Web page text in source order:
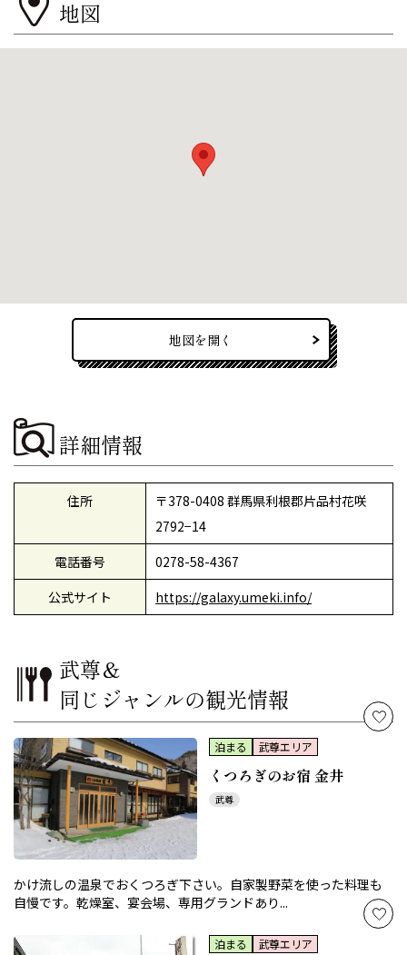
地図
地図を開く
詳細情報
住所
〒378-0408 群馬県利根郡片品村花咲
2792−14
電話番号
0278-58-4367
公式サイト
https://galaxy.umeki.info/
武尊＆
同じジャンルの観光情報
泊まる 武尊エリア
くつろぎのお宿 金井
武尊
かけ流しの温泉でおくつろぎ下さい。自家製野菜を使った料理も
自慢です。乾燥室、宴会場、専用グランドあり...
泊まる 武尊エリア